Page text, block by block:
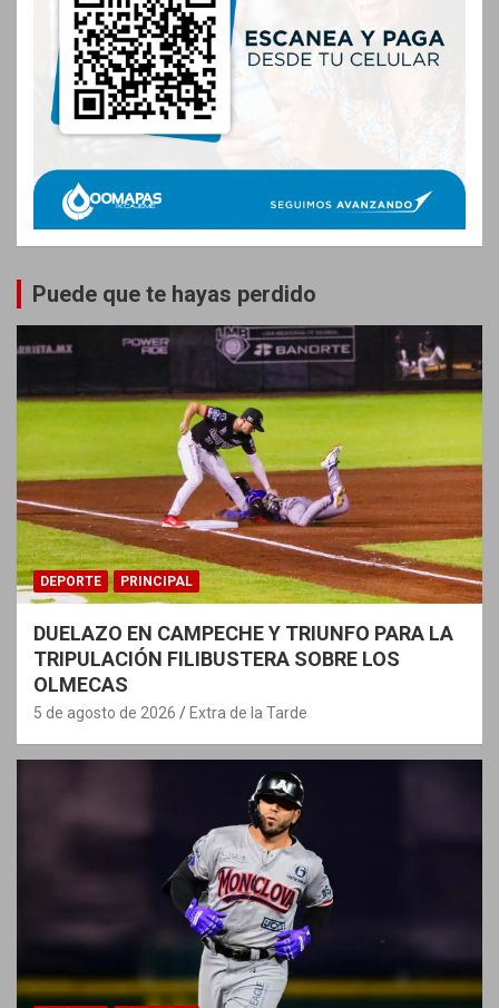
Puede que te hayas perdido
DEPORTE PRINCIPAL
DUELAZO EN CAMPECHE Y TRIUNFO PARA LA
TRIPULACIÓN FILIBUSTERA SOBRE LOS
OLMECAS
5 de agosto de 2026 Extra de la Tarde